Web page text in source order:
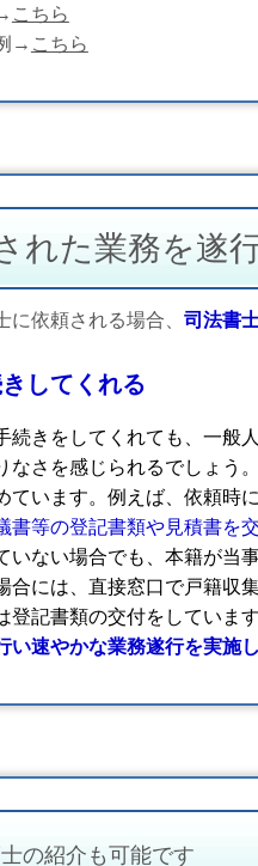
こちら
こちら
れた業務を遂
依頼される場合、 司法書
してくれる
きをしてくれても、一般
さを感じられるでしょう
います。例えば、依頼時
書等の登記書類や見積書を
ない場合でも、本籍が当
には、直接窓口で戸籍収
記書類の交付をしていま
速やかな業務遂行を実施し
の紹介も可能です